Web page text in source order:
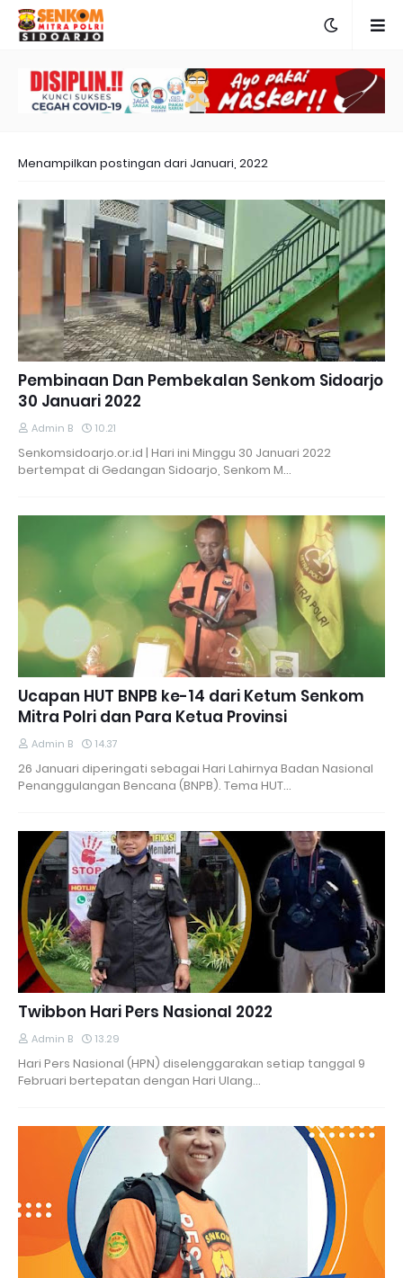
Menampilkan postingan dari Januari, 2022
Pembinaan Dan Pembekalan Senkom Sidoarjo
30 Januari 2022
Admin B 10.21
Senkomsidoarjo.or.id | Hari ini Minggu 30 Januari 2022
bertempat di Gedangan Sidoarjo, Senkom M…
Ucapan HUT BNPB ke-14 dari Ketum Senkom
Mitra Polri dan Para Ketua Provinsi
Admin B 14.37
26 Januari diperingati sebagai Hari Lahirnya Badan Nasional
Penanggulangan Bencana (BNPB). Tema HUT…
Twibbon Hari Pers Nasional 2022
Admin B 13.29
Hari Pers Nasional (HPN) diselenggarakan setiap tanggal 9
Februari bertepatan dengan Hari Ulang…